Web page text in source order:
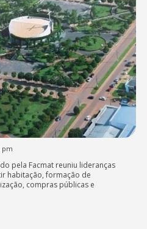
pm
pela Facmat reuniu lideranças
habitação, formação de
compras públicas e